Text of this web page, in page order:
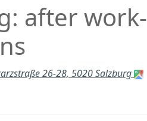
after work-
26-28, 5020 Salzburg